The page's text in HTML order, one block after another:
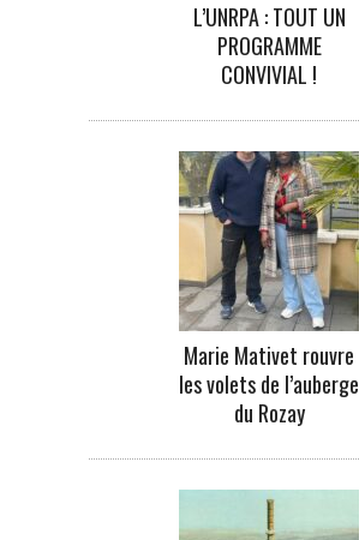
L’UNRPA : TOUT UN
PROGRAMME
CONVIVIAL !
Marie Mativet rouvre
les volets de l’auberge
du Rozay